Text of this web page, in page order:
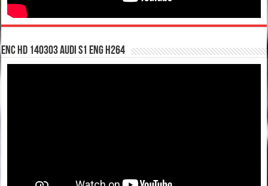
enc hd 140303 Audi S1 ENG H264